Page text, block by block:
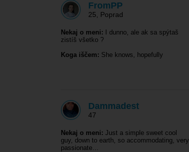
FromPP
25 Poprad
Nekaj o meni: I dunno, ale ak sa spýtaš
zistíš všetko ?
Koga iščem: She knows, hopefully
Dammadest
47
Nekaj o meni: Just a simple sweet cool
guy, down to earth, so accommodating, very
passionate…